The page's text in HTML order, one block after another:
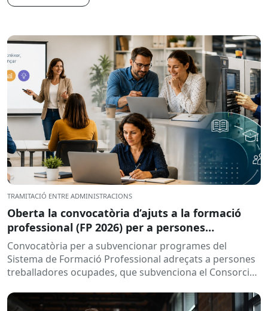
TRAMITACIÓ ENTRE ADMINISTRACIONS
Oberta la convocatòria d’ajuts a la formació
professional (FP 2026) per a persones
treballadores ocupades
Convocatòria per a subvencionar programes del
Sistema de Formació Professional adreçats a persones
treballadores ocupades, que subvenciona el Consorci